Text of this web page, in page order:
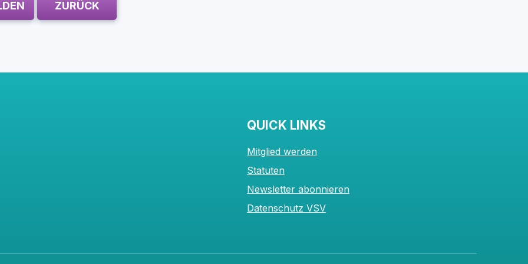
ZURÜCK
QUICK LINKS
Mitglied werden
Statuten
Newsletter abonnieren
Datenschutz VSV